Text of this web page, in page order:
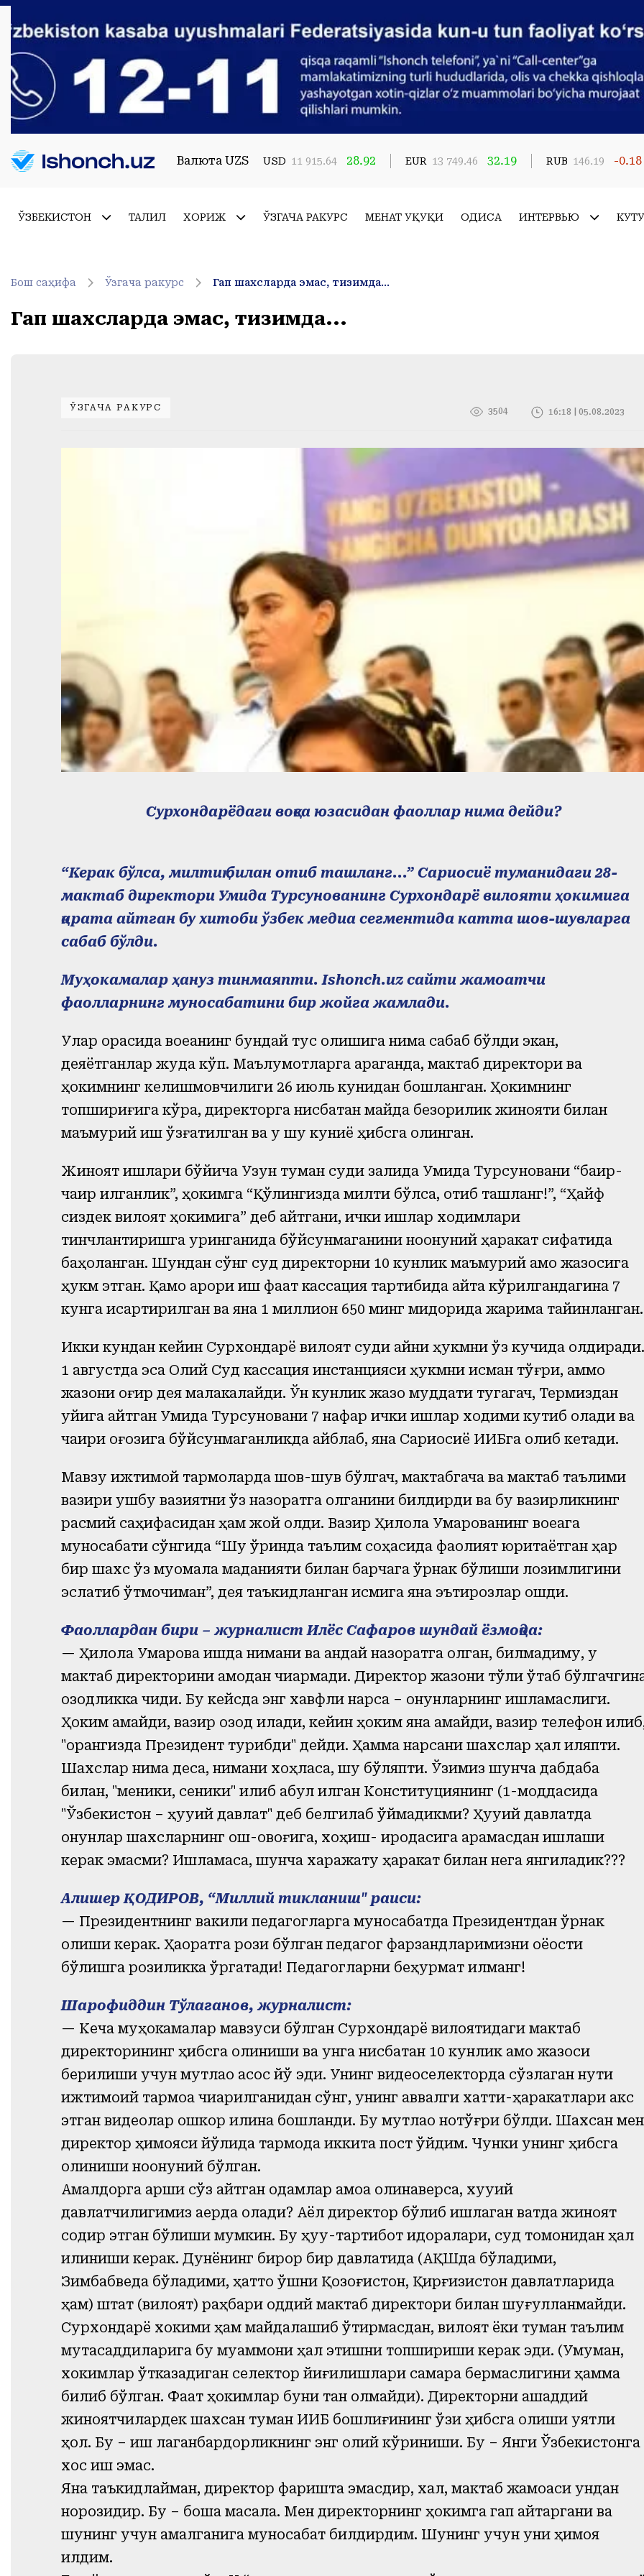
Валюта UZS USD 11 915.64 28.92 EUR 13 749.46 32.19 RUB 146.19 -0.18
ЎЗБЕКИСТОН ТАҲЛИЛ ХОРИЖ ЎЗГАЧА РАКУРС МЕҲНАТ ҲУҚУҚИ ҲОДИСА ИНТЕРВЬЮ
Бош саҳифа Ўзгача ракурс Гап шахсларда эмас, тизимда...
Гап шахсларда эмас, тизимда...
ЎЗГАЧА РАКУРС 3504 16:18 | 05.08.2023
Сурхондарёдаги воқеа юзасидан фаоллар нима дейди?
“Керак бўлса, милтиқ билан отиб ташланг...” Сариосиё туманидаги 28-
мактаб директори Умида Турсунованинг Сурхондарё вилояти ҳокимига
қарата айтган бу хитоби ўзбек медиа сегментида катта шов-шувларга
сабаб бўлди.
Муҳокамалар ҳануз тинмаяпти. Ishonch.uz сайти жамоатчи
фаолларнинг муносабатини бир жойга жамлади.
Улар орасида воқеанинг бундай тус олишига нима сабаб бўлди экан,
деяётганлар жуда кўп. Маълумотларга қараганда, мактаб директори ва
ҳокимнинг келишмовчилиги 26 июль кунидан бошланган. Ҳокимнинг
топшириғига кўра, директорга нисбатан майда безорилик жинояти билан
маъмурий иш қўзғатилган ва у шу куниёқ ҳибсга олинган.
Жиноят ишлари бўйича Узун туман суди залида Умида Турсуновани “бақир-
чақир қилганлик”, ҳокимга “Қўлингизда милтиқ бўлса, отиб ташланг!”, “Ҳайф
сиздек вилоят ҳокимига” деб айтгани, ички ишлар ходимлари
тинчлантиришга уринганида бўйсунмаганини ноқонуний ҳаракат сифатида
баҳоланган. Шундан сўнг суд директорни 10 кунлик маъмурий қамоқ жазосига
ҳукм этган. Қамоқ қарори иш фақат кассация тартибида қайта кўрилгандагина 7
кунга қисқартирилган ва яна 1 миллион 650 минг миқдорида жарима тайинланган.
Икки кундан кейин Сурхондарё вилоят суди айни ҳукмни ўз кучида қолдиради.
1 августда эса Олий Суд кассация инстанцияси ҳукмни қисман тўғри, аммо
жазони оғир дея малакалайди. Ўн кунлик жазо муддати тугагач, Термиздан
уйига қайтган Умида Турсуновани 7 нафар ички ишлар ходими кутиб олади ва
чақириқ қоғозига бўйсунмаганликда айблаб, яна Сариосиё ИИБга олиб кетади.
Мавзу ижтимой тармоқларда шов-шув бўлгач, мактабгача ва мактаб таълими
вазири ушбу вазиятни ўз назоратга олганини билдирди ва бу вазирликнинг
расмий саҳифасидан ҳам жой олди. Вазир Ҳилола Умарованинг воқеага
муносабати сўнгида “Шу ўринда таълим соҳасида фаолият юритаётган ҳар
бир шахс ўз муомала маданияти билан барчага ўрнак бўлиши лозимлигини
эслатиб ўтмоқчиман”, дея таъкидланган қисмига яна эътирозлар ошди.
Фаоллардан бири – журналист Илёс Сафаров шундай ёзмоқда:
— Ҳилола Умарова ишда нимани ва қандай назоратга олган, билмадиму, у
мактаб директорини қамоқдан чиқармади. Директор жазони тўлиқ ўтаб
озодликка чиқди. Бу кейсда энг хавфли нарса – қонунларнинг ишламаслиги.
Ҳоким қамайди, вазир озод қилади, кейин ҳоким яна қамайди, вазир телефон
"орқангизда Президент турибди" дейди. Ҳамма нарсани шахслар ҳал қиляпти.
Шахслар нима деса, нимани хоҳласа, шу бўляпти. Ўзимиз шунча дабдаба
билан, "меники, сеники" қилиб қабул қилган Конституциянинг (1-моддасида
"Ўзбекистон – ҳуқуқий давлат" деб белгилаб қўймадикми? Ҳуқуқий давлатда
қонунлар шахсларнинг қош-қовоғига, хоҳиш- иродасига қарамасдан ишлаши
керак эмасми? Ишламаса, шунча харажату ҳаракат билан нега янгиладик???
Алишер ҚОДИРОВ, “Миллий тикланиш" раиси:
— Президентнинг вакили педагогларга муносабатда Президентдан ўрнак
олиши керак. Ҳақоратга рози бўлган педагог фарзандларимизни оёқости
бўлишга розиликка ўргатади! Педагогларни беҳурмат қилманг!
Шарофиддин Тўлаганов, журналист:
— Кеча муҳокамалар мавзуси бўлган Сурхондарё вилоятидаги мактаб
директорининг ҳибсга олиниши ва унга нисбатан 10 кунлик қамоқ жазоси
берилиши учун мутлақо асос йўқ эди. Унинг видеоселекторда сўзлаган нутқи
ижтимоий тармоққа чиқарилганидан сўнг, унинг аввалги хатти-ҳаракатлари акс
этган видеолар ошкор қилина бошланди. Бу мутлақо нотўғри бўлди. Шахсан мен
директор ҳимояси йўлида тармоқда иккита пост қўйдим. Чунки унинг ҳибсга
олиниши ноқонуний бўлган.
Амалдорга қарши сўз айтган одамлар қамоққа олинаверса, хуқуқий
давлатчилигимиз қаерда қолади? Аёл директор бўлиб ишлаган вақтда жиноят
содир этган бўлиши мумкин. Бу ҳуқуқ-тартибот идоралари, суд томонидан ҳал
қилиниши керак. Дунёнинг бирор бир давлатида (АҚШда бўладими,
Зимбабведа бўладими, ҳатто қўшни Қозоғистон, Қирғизистон давлатларида
ҳам) штат (вилоят) раҳбари оддий мактаб директори билан шуғулланмайди.
Сурхондарё хокими ҳам майдалашиб ўтирмасдан, вилоят ёки туман таълим
мутасаддиларига бу муаммони ҳал этишни топшириши керак эди. (Умуман,
хокимлар ўтказадиган селектор йиғилишлари самара бермаслигини ҳамма
билиб бўлган. Фақат ҳокимлар буни тан олмайди). Директорни ашаддий
жиноятчилардек шахсан туман ИИБ бошлиғининг ўзи ҳибсга олиши уятли
ҳол. Бу – иш лаганбардорликнинг энг олий кўриниши. Бу – Янги Ўзбекистонга
хос иш эмас.
Яна таъкидлайман, директор фаришта эмасдир, халқ, мактаб жамоаси ундан
норозидир. Бу – бошқа масала. Мен директорнинг ҳокимга гап қайтаргани ва
шунинг учун қамалганига муносабат билдирдим. Шунинг учун уни ҳимоя
қилдим.